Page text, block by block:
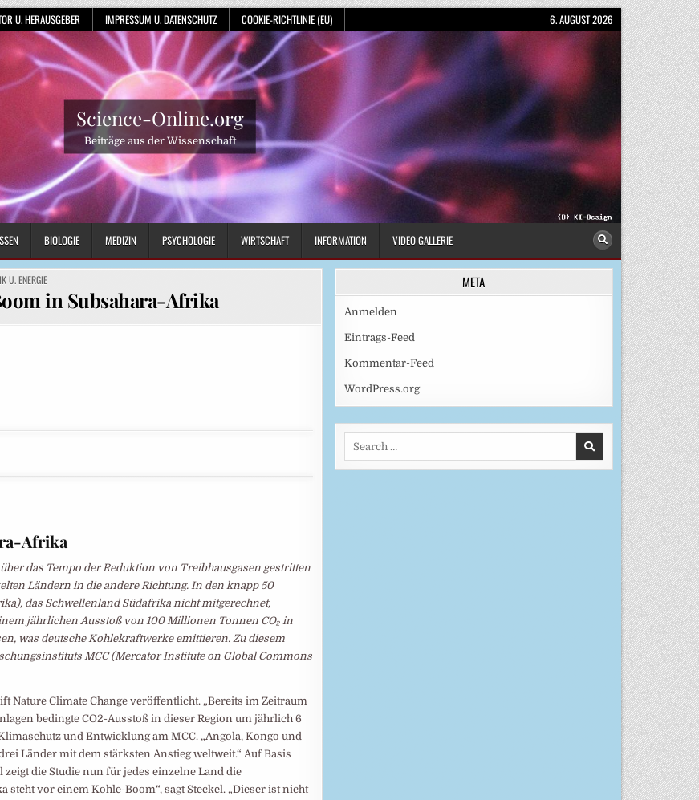
U. HERAUSGEBER IMPRESSUM U. DATENSCHUTZ COOKIE-RICHTLINIE (EU) 6. AUGUST 2026
Science-Online.org
Beiträge aus der Wissenschaft
BIOLOGIE MEDIZIN PSYCHOLOGIE WIRTSCHAFT INFORMATION VIDEO GALLERIE
U. ENERGIE
in Subsahara-Afrika
Afrika
das Tempo der Reduktion von Treibhausgasen gestritten
Ländern in die andere Richtung. In den knapp 50
das Schwellenland Südafrika nicht mitgerechnet,
jährlichen Ausstoß von 100 Millionen Tonnen CO₂ in
was deutsche Kohlekraftwerke emittieren. Zu diesem
MCC (Mercator Institute on Global Commons
Nature Climate Change veröffentlicht. „Bereits im Zeitraum
bedingte CO2-Ausstoß in dieser Region um jährlich 6
und Entwicklung am MCC. „Angola, Kongo und
Länder mit dem stärksten Anstieg weltweit.“ Auf Basis
die Studie nun für jedes einzelne Land die
vor einem Kohle-Boom“, sagt Steckel. „Dieser ist nicht
META
Anmelden
Eintrags-Feed
Kommentar-Feed
WordPress.org